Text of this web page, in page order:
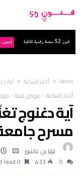
Home أخبار الساعة آية
أخبار الساعة- عروض فنية-
آية دغنوج
مسرح جامعة
ليليا بن عاشور
433
0 second read